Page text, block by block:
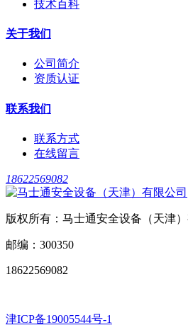
技术百科
关于我们
公司简介
资质认证
联系我们
联系方式
在线留言
18622569082
版权所有：马士通安全设备（天津）
邮编：300350
18622569082
津ICP备19005544号-1